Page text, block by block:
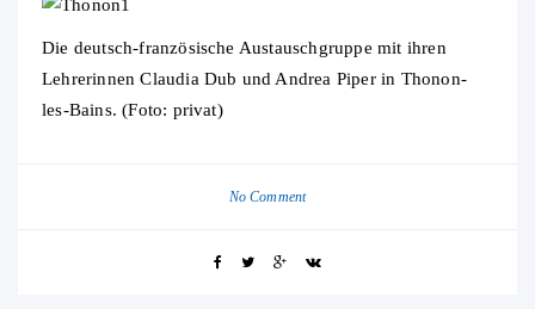
Die deutsch-französische Austauschgruppe mit ihren
Lehrerinnen Claudia Dub und Andrea Piper in Thonon-
les-Bains. (Foto: privat)
No Comment